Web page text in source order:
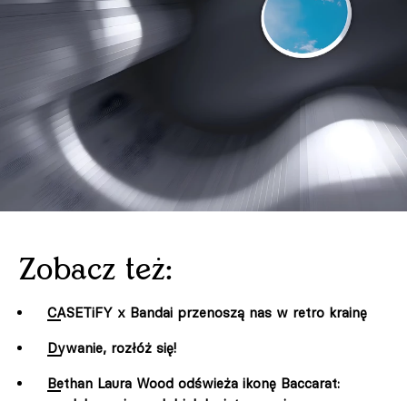
Zobacz też:
CASETiFY x Bandai przenoszą nas w retro krainę
Dywanie, rozłóż się!
Bethan Laura Wood odświeża ikonę Baccarat: